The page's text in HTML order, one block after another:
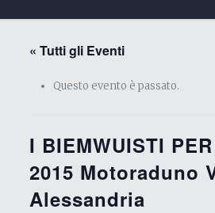
« Tutti gli Eventi
Questo evento è passato.
I BIEMWUISTI
2015 Motoraduno
Alessandria